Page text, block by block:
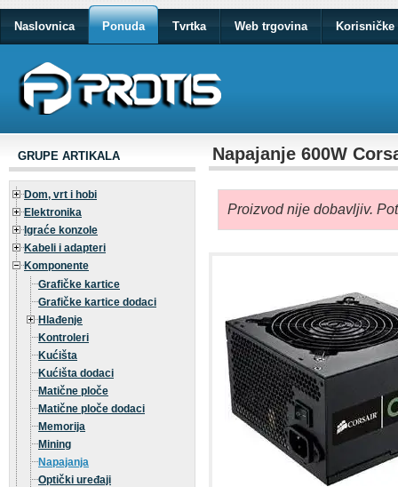
Naslovnica Ponuda Tvrtka Web trgovina Korisničke
GRUPE ARTIKALA
Dom, vrt i hobi
Elektronika
Igraće konzole
Kabeli i adapteri
Komponente
Grafičke kartice
Grafičke kartice dodaci
Hlađenje
Kontroleri
Kućišta
Kućišta dodaci
Matične ploče
Matične ploče dodaci
Memorija
Mining
Napajanja
Optički uređaji
Napajanje 600W
Proizvod nije dobavljiv.